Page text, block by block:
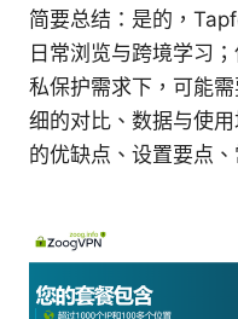
简要总结：是的，
日常浏览与跨境学习
私保护需求下，可能
细的对比、数据与使
的优缺点、设置要点